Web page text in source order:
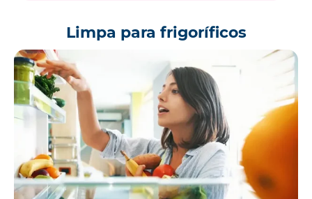
Limpa para frigoríficos